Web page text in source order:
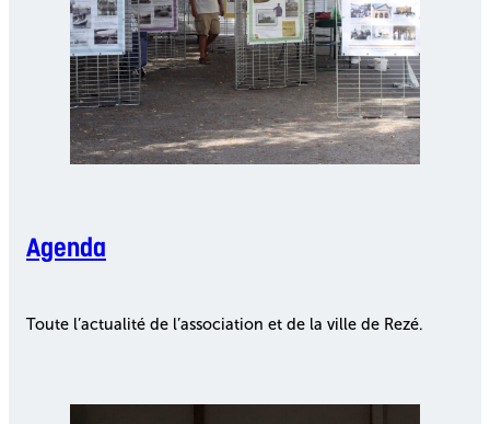
Agenda
Toute l’actualité de l’association et de la ville de Rezé.